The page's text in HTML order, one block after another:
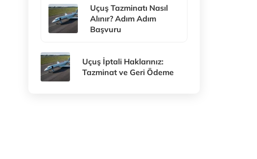
Uçuş Tazminatı Nasıl
Alınır? Adım Adım
Başvuru
Uçuş İptali Haklarınız:
Tazminat ve Geri Ödeme